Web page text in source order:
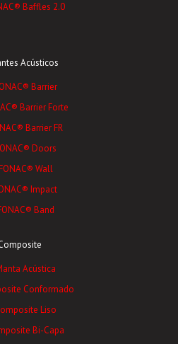
Baffles 2.0
Acústicos
Barrier
Barrier Forte
Barrier FR
Doors
Wall
Impact
Band
Acústica
Conformado
Liso
Bi-Capa